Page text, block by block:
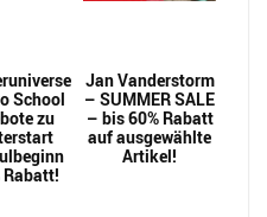
School
zu
Rabatt!
Jan Vanderstorm
– SUMMER SALE
– bis 60% Rabatt
auf ausgewählte
Artikel!